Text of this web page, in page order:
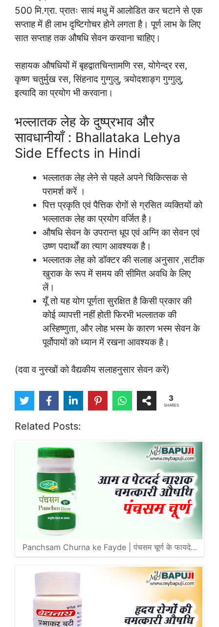
500 मि.ग्रा. प्रातः सायं मधु में आलोडित कर चटाने से एक
सप्ताह में ही लाभ दृष्टिगोचर होने लगता है। पूर्ण लाभ के लिए
सात सप्ताह तक औषधि सेवन करवाना चाहिए।
सहायक औषधियों में बृहद्वातचिन्तामणि रस, योगेन्द्र रस,
कृष्ण चतुर्मुख रस, सिंहनाद गुग्गुलु, त्र्योदशाङ्ग गुग्गुलु,
इत्यादि का प्रयोग भी करवाना।
भल्लातक लेह के दुष्प्रभाव और
सावधानीयाँ : Bhallataka Lehya
Side Effects in Hindi
भल्लातक लेह लेने से पहले अपने चिकित्सक से
परामर्श करें ।
पित्त प्रकृति एवं पैत्तिक रोगों से ग्रसित व्यक्तियों को
भल्लातक लेह का प्रयोग वर्जित है।
औषधि सेवन के उपरान्त धूप एवं अग्नि का सेवन एवं
उष्ण पदार्थों का त्याग आवश्यक है।
भल्लातक लेह को डॉक्टर की सलाह अनुसार ,सटीक
खुराक के रूप में समय की सीमित अवधि के लिए
लें।
यूँ तो यह योग पूर्णता सुरक्षित है किसी प्रकार की
कोई व्यापत्ती नहीं होती फिरभी भल्लातक की
अस्हिष्णुता, और लोह भस्म के कारण भस्म सेवन के
पूर्वोपायों को ध्यान में रखना आवश्यक है।
(दवा व नुस्खों को वैद्यकीय सलाहनुसार सेवन करें)
3
SHARES
Related Posts:
Panchsam Churna ke Fayde | पंचसम चूर्ण के फायदे…